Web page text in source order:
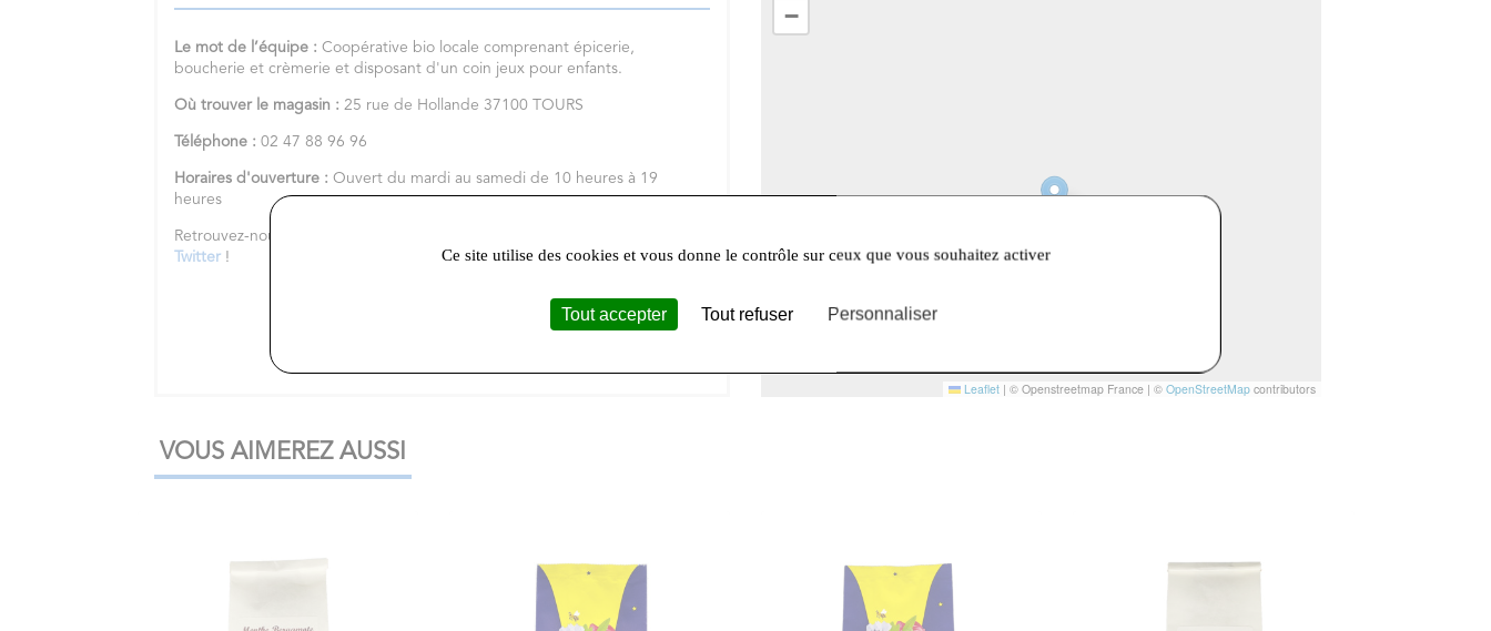
Le mot de l’équipe :Coopérative bio locale comprenant épicerie,
boucherie et crèmerie et disposant d'un coin jeux pour enfants.
Où trouver le magasin :25 rue de Hollande 37100 TOURS
Téléphone :02 47 88 96 96
Horaires d'ouverture :Ouvert du mardi au samedi de 10 heures à 19
heures
Retrouvez-nous sur notre
Twitter !
−
Leaflet | © Openstreetmap France | © OpenStreetMapcontributors
VOUS AIMEREZ AUSSI
Ce site utilise des cookies et vous donne le contrôle sur ceux que vous souhaitez activer
Tout accepter Tout refuser Personnaliser